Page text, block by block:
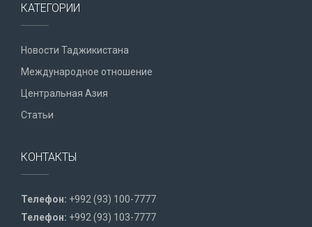
КАТЕГОРИИ
Новости Таджикистана
Международное отношение
Центральная Азия
Статьи
КОНТАКТЫ
Телефон: +992 (93) 100-7777
Телефон: +992 (93) 103-7777